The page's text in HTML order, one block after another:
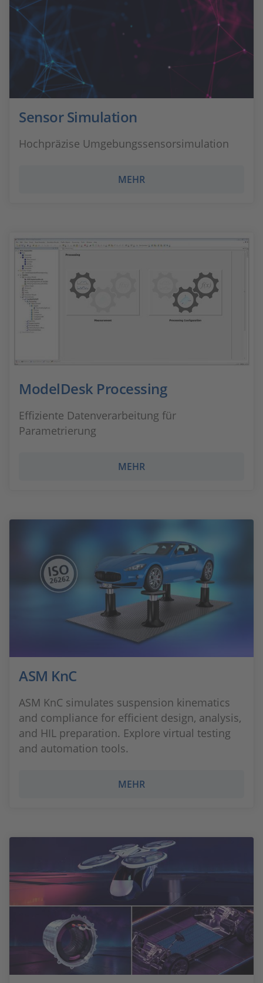
Sensor Simulation
Hochpräzise Umgebungssensorsimulation
MEHR
ModelDesk Processing
Effiziente Datenverarbeitung für
Parametrierung
MEHR
ASM KnC
ASM KnC simulates suspension kinematics
and compliance for efficient design, analysis,
and HIL preparation. Explore virtual testing
and automation tools.
MEHR